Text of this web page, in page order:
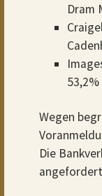
Dram
53,2%
Wegen
Die